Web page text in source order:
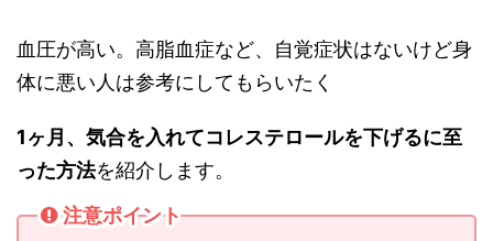
血圧が高い。高脂血症など、自覚症状はないけど身
体に悪い人は参考にしてもらいたく
1ヶ月、気合を入れてコレステロールを下げるに至
った方法を紹介します。
注意ポイント